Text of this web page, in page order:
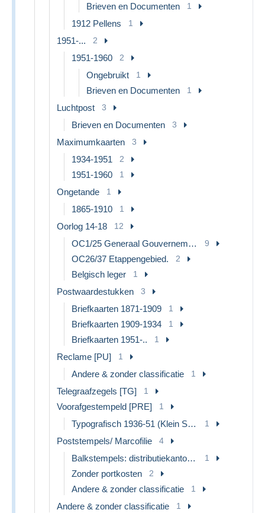
Brieven en Documenten 1
1912 Pellens 1
1951-... 2
1951-1960 2
Ongebruikt 1
Brieven en Documenten 1
Luchtpost 3
Brieven en Documenten 3
Maximumkaarten 3
1934-1951 2
1951-1960 1
Ongetande 1
1865-1910 1
Oorlog 14-18 12
OC1/25 Generaal Gouvernement 9
OC26/37 Etappengebied. 2
Belgisch leger 1
Postwaardestukken 3
Briefkaarten 1871-1909 1
Briefkaarten 1909-1934 1
Briefkaarten 1951-.. 1
Reclame [PU] 1
Andere & zonder classificatie 1
Telegraafzegels [TG] 1
Voorafgestempeld [PRE] 1
Typografisch 1936-51 (Klein Staatswapen) 1
Poststempels/ Marcofilie 4
Balkstempels: distributiekantoren 1
Zonder portkosten 2
Andere & zonder classificatie 1
Andere & zonder classificatie 1